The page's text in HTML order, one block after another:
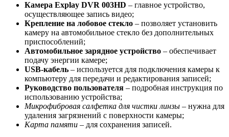
Камера Explay DVR 003HD – главное устройство,
осуществляющее запись видео;
Крепление на лобовое стекло – позволяет установить
камеру на автомобильное стекло без дополнительных
приспособлений;
Автомобильное зарядное устройство – обеспечивает
подачу энергии камере;
USB-кабель – используется для подключения камеры к
компьютеру для передачи и редактирования записей;
Руководство пользователя – подробная инструкция по
использованию устройства;
Микрофибровая салфетка для чистки линзы – нужна для
удаления загрязнений с поверхности камеры;
Карта памяти – для сохранения записей.